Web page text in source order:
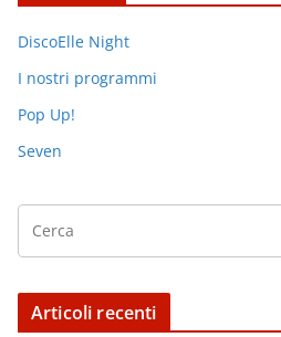
DiscoElle Night
I nostri programmi
Pop Up!
Seven
Articoli recenti